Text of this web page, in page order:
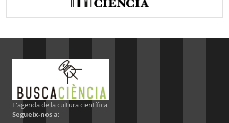
L'agenda de la cultura científica
Segueix-nos a: